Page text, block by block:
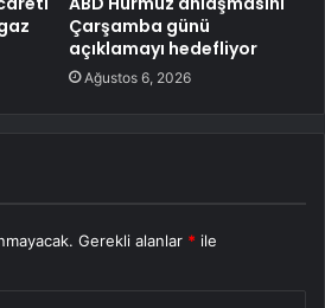
Çarşamba günü
açıklamayı hedefliyor
Ağustos 6, 2026
Gerekli alanlar * ile